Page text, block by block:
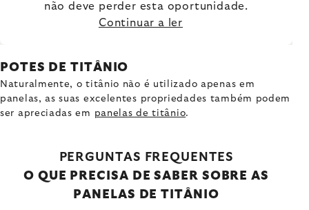
não deve perder esta oportunidade.
Continuar a ler
POTES DE TITÂNIO
Naturalmente, o titânio não é utilizado apenas em
panelas, as suas excelentes propriedades também podem
ser apreciadas em panelas de titânio.
PERGUNTAS FREQUENTES
O QUE PRECISA DE SABER SOBRE AS
PANELAS DE TITÂNIO